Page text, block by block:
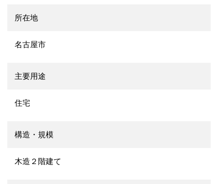
所在地
名古屋市
主要用途
住宅
構造・規模
木造２階建て